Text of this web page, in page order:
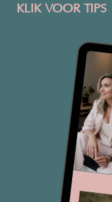
KLIK VOOR TIPS